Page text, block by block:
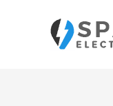
contenido